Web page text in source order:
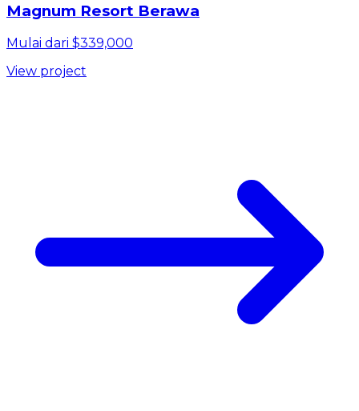
Magnum Resort Berawa
Mulai dari $339,000
View project